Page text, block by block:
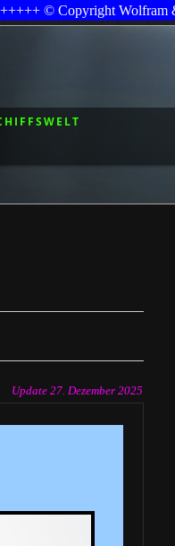
Wolfram & Frank
Update 27. Dezember 2025